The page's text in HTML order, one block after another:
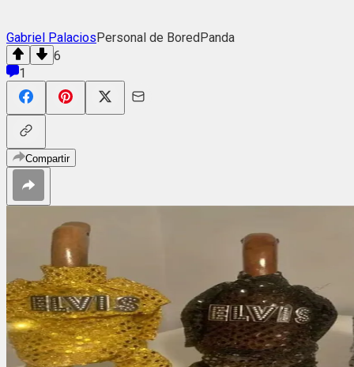
Gabriel PalaciosPersonal de BoredPanda
6
1
Compartir